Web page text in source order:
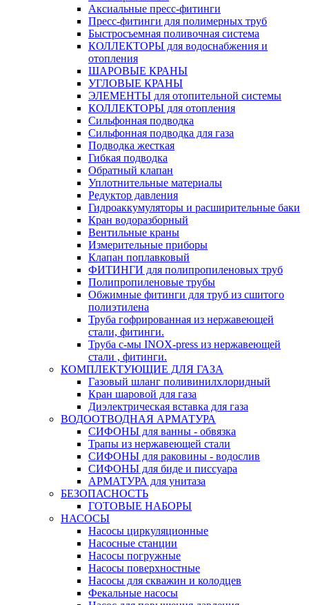
Аксиальные пресс-фитинги
Пресс-фитинги для полимерных труб
Быстросъемная поливочная система
КОЛЛЕКТОРЫ для водоснабжения и
отопления
ШАРОВЫЕ КРАНЫ
УГЛОВЫЕ КРАНЫ
ЭЛЕМЕНТЫ для отопительной системы
КОЛЛЕКТОРЫ для отопления
Сильфонная подводка
Cильфонная подводка для газа
Подводка жесткая
Гибкая подводка
Обратный клапан
Уплотнительные материалы
Редуктор давления
Гидроаккумуляторы и расширительные баки
Кран водоразборный
Вентильные краны
Измерительные приборы
Клапан поплавковый
ФИТИНГИ для полипропиленовых труб
Полипропиленовые трубы
Обжимные фитинги для труб из сшитого
полиэтилена
Труба гофрированная из нержавеющей
стали, фитинги.
Труба с-мы INOX-press из нержавеющей
стали , фитинги.
КОМПЛЕКТУЮЩИЕ ДЛЯ ГАЗА
Газовый шланг поливинилхлоридный
Кран шаровой для газа
Диэлектрическая вставка для газа
ВОДООТВОДНАЯ АРМАТУРА
СИФОНЫ для ванны - обвязка
Трапы из нержавеющей стали
СИФОНЫ для раковины - водослив
СИФОНЫ для биде и писсуара
АРМАТУРА для унитаза
БЕЗОПАСНОСТЬ
ГОТОВЫЕ НАБОРЫ
НАСОСЫ
Насосы циркуляционные
Насосные станции
Насосы погружные
Насосы поверхностные
Насосы для скважин и колодцев
Фекальные насосы